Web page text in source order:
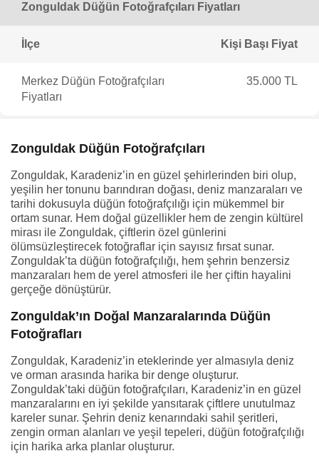
Zonguldak Düğün Fotoğrafçıları Fiyatları
İlçe Kişi Başı Fiyat
Merkez Düğün Fotoğrafçıları
Fiyatları
35.000 TL
Zonguldak Düğün Fotoğrafçıları
Zonguldak, Karadeniz’in en güzel şehirlerinden biri olup,
yeşilin her tonunu barındıran doğası, deniz manzaraları ve
tarihi dokusuyla düğün fotoğrafçılığı için mükemmel bir
ortam sunar. Hem doğal güzellikler hem de zengin kültürel
mirası ile Zonguldak, çiftlerin özel günlerini
ölümsüzleştirecek fotoğraflar için sayısız fırsat sunar.
Zonguldak’ta düğün fotoğrafçılığı, hem şehrin benzersiz
manzaraları hem de yerel atmosferi ile her çiftin hayalini
gerçeğe dönüştürür.
Zonguldak’ın Doğal Manzaralarında Düğün
Fotoğrafları
Zonguldak, Karadeniz’in eteklerinde yer almasıyla deniz
ve orman arasında harika bir denge oluşturur.
Zonguldak’taki düğün fotoğrafçıları, Karadeniz’in en güzel
manzaralarını en iyi şekilde yansıtarak çiftlere unutulmaz
kareler sunar. Şehrin deniz kenarındaki sahil şeritleri,
zengin orman alanları ve yeşil tepeleri, düğün fotoğrafçılığı
için harika arka planlar oluşturur.